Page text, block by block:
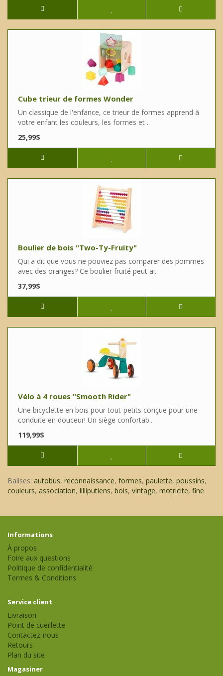
Cube trieur de formes Wonder
Un classique de l'enfance, ce trieur de formes apprend à
votre enfant les couleurs, les formes et ..
25,99$
Boulier de bois "Two-Ty-Fruity"
Qui a dit que vous ne pouviez pas comparer des pommes
avec des oranges? Ce boulier fruité peut ai..
37,99$
Vélo à 4 roues "Smooth Rider"
Une bicyclette en bois pour tout-petits conçue pour une
conduite en douceur! Un siège confortab..
119,99$
Balises: autobus, reconnaissance, formes, paulette, poussins,
couleurs, association, lilliputiens, bois, vintage, motricite, fine
Informations
À propos
Foire aux questions
Politique de confidentialité
Termes & Conditions
Service client
Livraison
Point de cueillette
Contactez-nous
Retours
Plan du site
Magasiner